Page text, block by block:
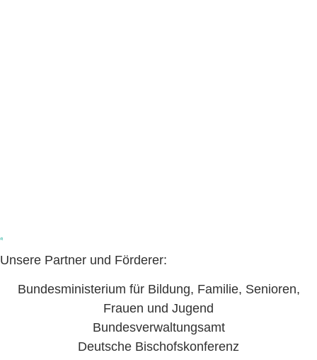
Unsere Partner und Förderer:
Bundesministerium für Bildung, Familie, Senioren,
Frauen und Jugend
Bundesverwaltungsamt
Deutsche Bischofskonferenz